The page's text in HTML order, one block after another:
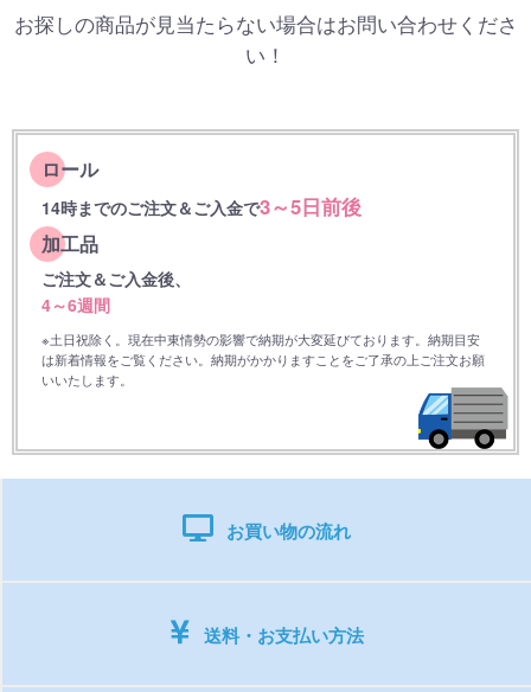
お探しの商品が見当たらない場合はお問い合わせくださ
い！
ロール
14時までのご注文＆ご入金で3～5日前後
加工品
ご注文＆ご入金後、
4～6週間
※土日祝除く。現在中東情勢の影響で納期が大変延びております。納期目安
は新着情報をご覧ください。納期がかかりますことをご了承の上ご注文お願
いいたします。
お買い物の流れ
送料・お支払い方法